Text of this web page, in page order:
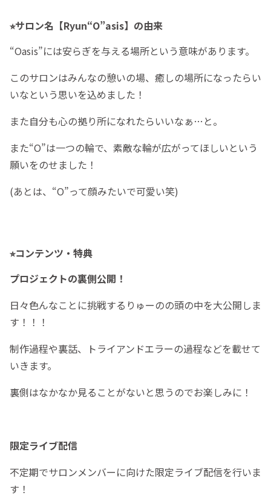
⭐︎サロン名【Ryun“O”asis】の由来
“Oasis”には安らぎを与える場所という意味があります。
このサロンはみんなの憩いの場、癒しの場所になったらい
いなという思いを込めました！
また自分も心の拠り所になれたらいいなぁ…と。
また“O”は一つの輪で、素敵な輪が広がってほしいという
願いをのせました！
(あとは、“O”って顔みたいで可愛い笑)
⭐︎コンテンツ・特典
プロジェクトの裏側公開！
日々色んなことに挑戦するりゅーのの頭の中を大公開しま
す！！！
制作過程や裏話、トライアンドエラーの過程などを載せて
いきます。
裏側はなかなか見ることがないと思うのでお楽しみに！
限定ライブ配信
不定期でサロンメンバーに向けた限定ライブ配信を行いま
す！